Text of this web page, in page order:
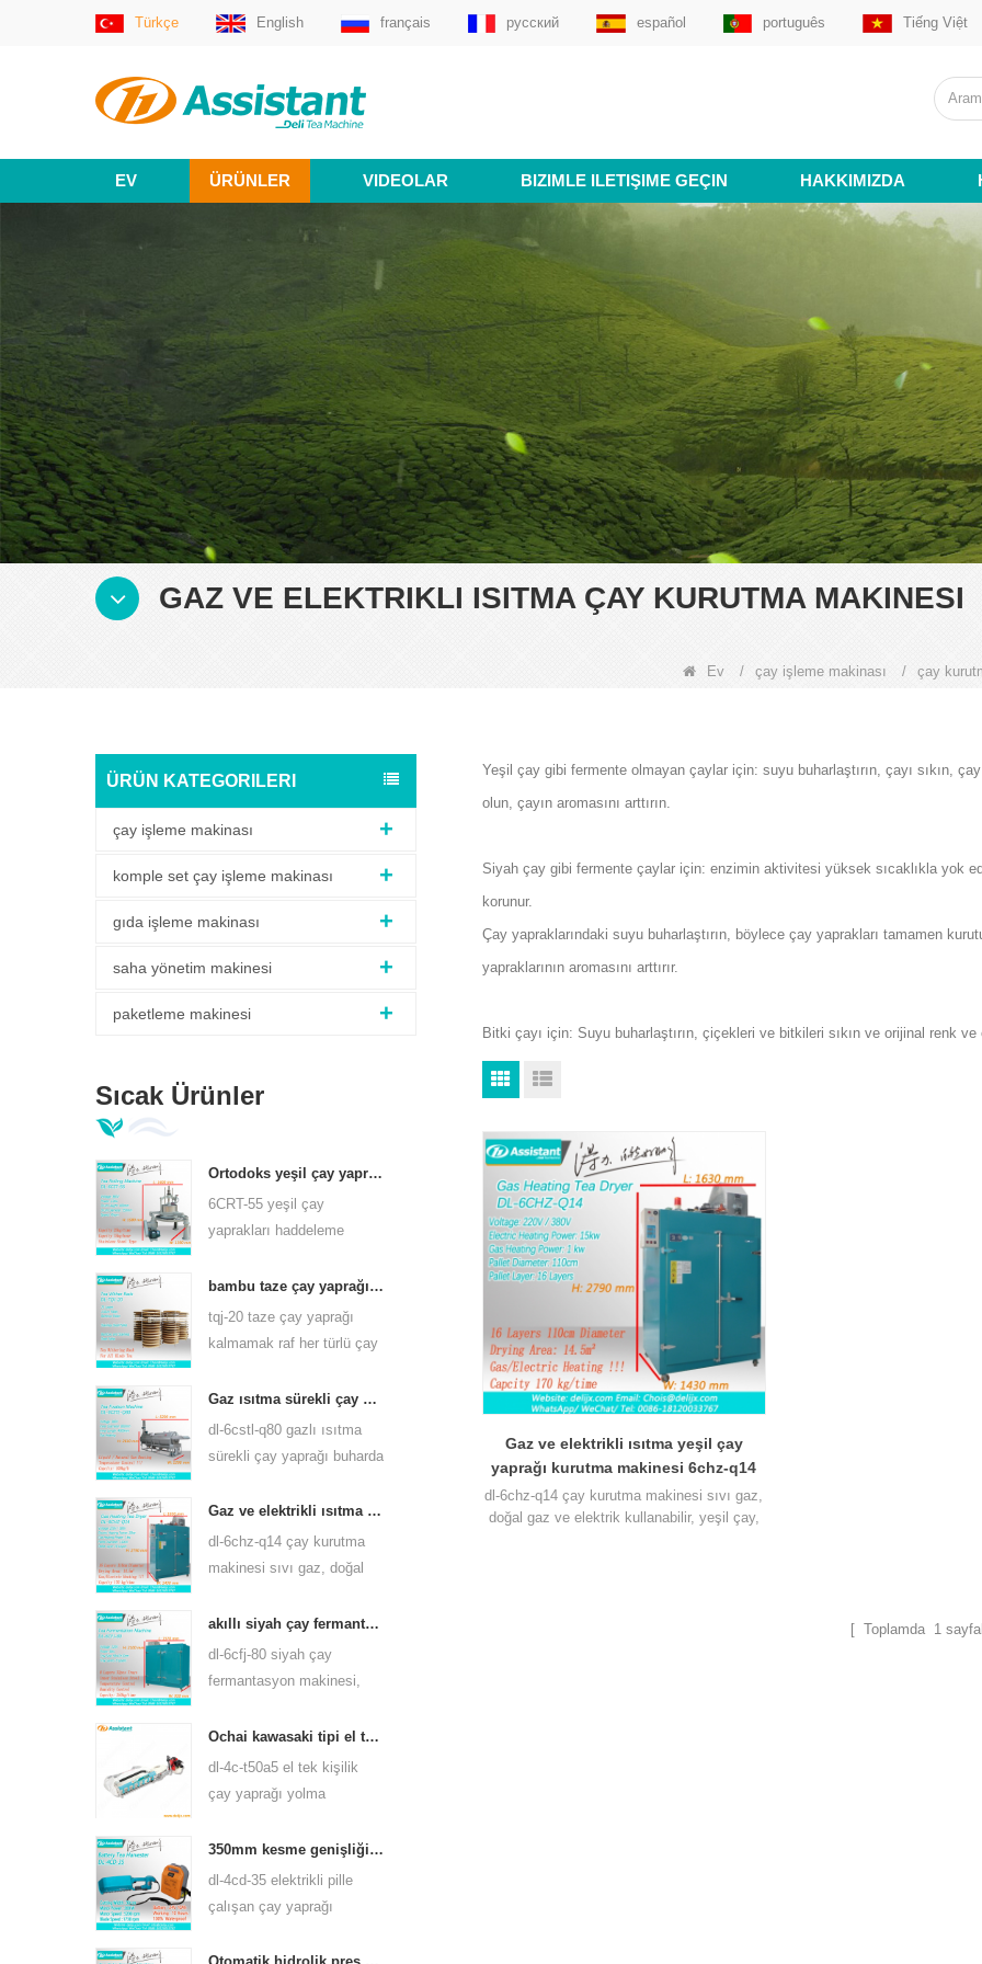
Türkçe English français русский español português Tiếng Việt
EV ÜRÜNLER VIDEOLAR BIZIMLE ILETIŞIME GEÇIN HAKKIMIZDA
GAZ VE ELEKTRIKLI ISITMA ÇAY KURUTMA MAKINESI
Ev / çay işleme makinası / çay
ÜRÜN KATEGORILERI
çay işleme makinası
komple set çay işleme makinası
gıda işleme makinası
saha yönetim makinesi
paketleme makinesi
Sıcak Ürünler
Ortodoks yeşil çay yaprakları haddeleme makinesi 6crt-55
6CRT-55 yeşil çay
yaprakları haddeleme
yükseklik 400mm,
verimlilik 75kg / s
bambu taze çay yaprağı kalmamak raf tqj-20
tqj-20 taze çay yaprağı
kalmamak raf her türlü çay
ve paslanmaz çelik levha
vardır.
Gaz ısıtma sürekli çay yaprağı buhar makinesi çay çeşitleri için 6cstl-q80
dl-6cstl-q80 gazlı ısıtma
sürekli çay yaprağı buharda
oolong çayı ve diğerleri gibi
birçok çay türü için
kullanabilirsiniz.
Gaz ve elektrikli ısıtma yeşil çay yaprağı kurutma makinesi 6chz-q14
dl-6chz-q14 çay kurutma
makinesi sıvı gaz, doğal
yeşil çay, siyah çay, oolong
çayı vb. Gibi her türlü çayı
kurutabilir.
akıllı siyah çay fermantasyon makinesi 6cfj-80
dl-6cfj-80 siyah çay
fermantasyon makinesi,
işlenmesinde kullanılır,
siyah çayın daha iyi
mayalanmasına izin verir.
Ochai kawasaki tipi el tek kişilik çay yaprağı yolma hasat makinesi 4c-t50a5
dl-4c-t50a5 el tek kişilik
çay yaprağı yolma
450mm, 500mm, 600mm,
huasheng 1e34f benzinli
motor kullanın.
350mm kesme genişliği elektrikli pil kumandalı çay yaprağı çayı yolma makinesi 4cd-35
dl-4cd-35 elektrikli pille
çalışan çay yaprağı
kesme genişliği, sırt
Yeşil çay gibi fermente olmayan çaylar için: suyu buharlaştırın, çayı sıkın,
olun, çayın aromasını arttırın.
Siyah çay gibi fermente çaylar için: enzimin aktivitesi yüksek sıcaklıkla yok
korunur.
Çay yapraklarındaki suyu buharlaştırın, böylece çay yaprakları tamamen
yapraklarının aromasını arttırır.
Bitki çayı için: Suyu buharlaştırın, çiçekleri ve bitkileri sıkın ve orijinal renk ve
Gaz ve elektrikli ısıtma yeşil çay
yaprağı kurutma makinesi 6chz-q14
dl-6chz-q14 çay kurutma makinesi sıvı gaz,
doğal gaz ve elektrik kullanabilir, yeşil çay,
[ Toplamda 1